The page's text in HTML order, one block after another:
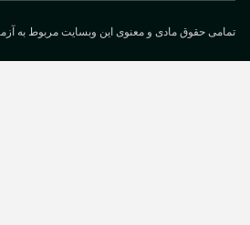
حقوق مادی و معنوی این وبسایت مربوط به آزمایشگاه